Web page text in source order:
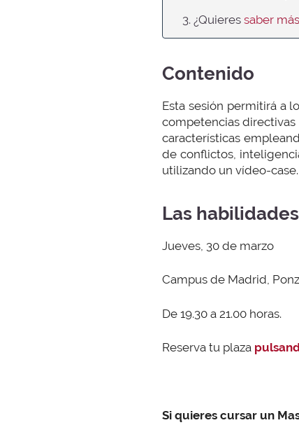
3. ¿Quieres saber
Contenido
Esta sesión permitirá a
competencias directivas
características
de conflictos,
utilizando un vídeo-case.
Las
Jueves, 30 de marzo
Campus de Madrid,
De 19.30 a 21.00 horas.
Reserva tu plaza
Si quieres cursar un